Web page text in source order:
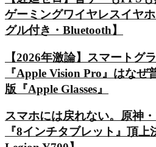
ゲーミングワイヤレスイヤ
グル付き・Bluetooth】
【2026年激論】スマートグ
『Apple Vision Pro』はなぜ
版『Apple Glasses』
スマホには戻れない。原神
『8インチタブレット』頂